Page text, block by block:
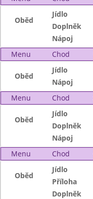
Oběd
Jídlo
Doplněk
Nápoj
Menu
Chod
Oběd
Jídlo
Nápoj
Menu
Chod
Oběd
Jídlo
Doplněk
Nápoj
Menu
Chod
Oběd
Jídlo
Příloha
Doplněk